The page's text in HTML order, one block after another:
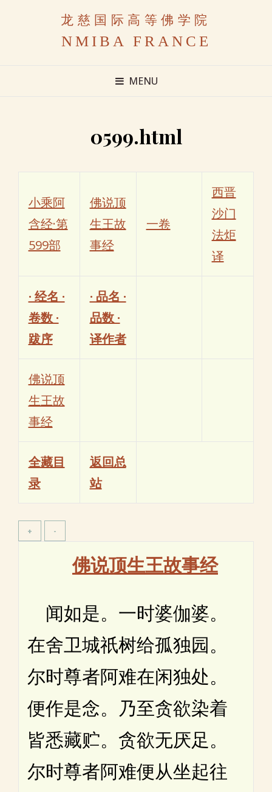
龙慈国际高等佛学院
NMIBA FRANCE
MENU
0599.html
小乘阿
含经·第
599部
佛说顶
生王故
事经
一卷
西晋
沙门
法炬
译
· 经名 ·
卷数 ·
跋序
· 品名 ·
品数 ·
译作者
佛说顶
生王故
事经
全藏目
录
返回总
站
佛说顶生王故事经
闻如是。一时婆伽婆。
在舍卫城祇树给孤独园。
尔时尊者阿难在闲独处。
便作是念。乃至贪欲染着
皆悉藏贮。贪欲无厌足。
尔时尊者阿难便从坐起往